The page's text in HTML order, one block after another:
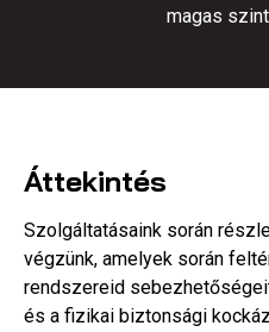
magas
Áttekintés
Szolgáltatásaink során
végzünk, amelyek során
rendszereid
és a fizikai biztonsági